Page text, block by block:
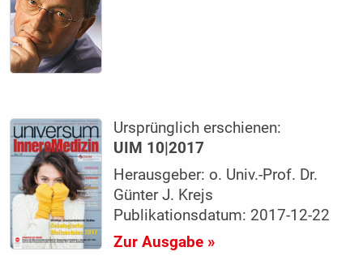
Ursprünglich erschienen:
UIM 10|2017
Herausgeber: o. Univ.-Prof. Dr.
Günter J. Krejs
Publikationsdatum: 2017-12-22
Zur Ausgabe »